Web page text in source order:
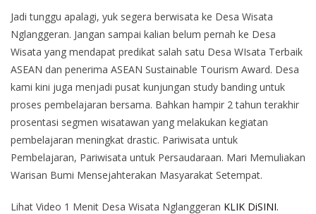
Jadi tunggu apalagi, yuk segera berwisata ke Desa Wisata
Nglanggeran. Jangan sampai kalian belum pernah ke Desa
Wisata yang mendapat predikat salah satu Desa WIsata Terbaik
ASEAN dan penerima ASEAN Sustainable Tourism Award. Desa
kami kini juga menjadi pusat kunjungan study banding untuk
proses pembelajaran bersama. Bahkan hampir 2 tahun terakhir
prosentasi segmen wisatawan yang melakukan kegiatan
pembelajaran meningkat drastic. Pariwisata untuk
Pembelajaran, Pariwisata untuk Persaudaraan. Mari Memuliakan
Warisan Bumi Mensejahterakan Masyarakat Setempat.
Lihat Video 1 Menit Desa Wisata Nglanggeran KLIK DiSINI.